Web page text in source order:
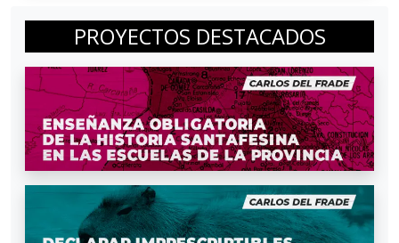
PROYECTOS DESTACADOS